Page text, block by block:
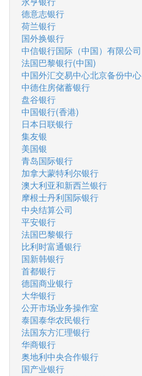
德意志银行
荷兰银行
国外换银行
中信银行国际（中国）有限公司
法国巴黎银行(中国)
中国外汇交易中心北京备份中心
中德住房储蓄银行
盘谷银行
中国银行(香港)
日本日联银行
集友银
美国银
青岛国际银行
加拿大蒙特利尔银行
澳大利亚和新西兰银行
摩根士丹利国际银行
中央结算公司
平安银行
法国巴黎银行
比利时富通银行
国新韩银行
首都银行
德国商业银行
大华银行
公开市场业务操作室
泰国泰华农民银行
法国东方汇理银行
华商银行
奥地利中央合作银行
国产业银行